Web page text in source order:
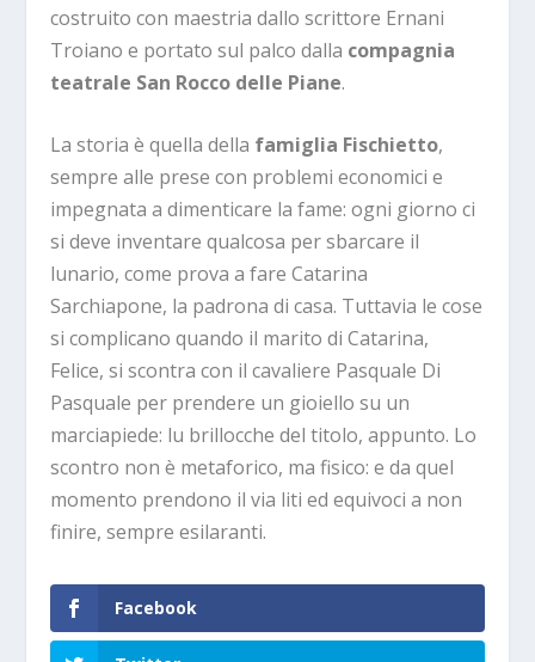
costruito con maestria dallo scrittore Ernani
Troiano e portato sul palco dalla compagnia
teatrale San Rocco delle Piane.
La storia è quella della famiglia Fischietto,
sempre alle prese con problemi economici e
impegnata a dimenticare la fame: ogni giorno ci
si deve inventare qualcosa per sbarcare il
lunario, come prova a fare Catarina
Sarchiapone, la padrona di casa. Tuttavia le cose
si complicano quando il marito di Catarina,
Felice, si scontra con il cavaliere Pasquale Di
Pasquale per prendere un gioiello su un
marciapiede: lu brillocche del titolo, appunto. Lo
scontro non è metaforico, ma fisico: e da quel
momento prendono il via liti ed equivoci a non
finire, sempre esilaranti.
Facebook